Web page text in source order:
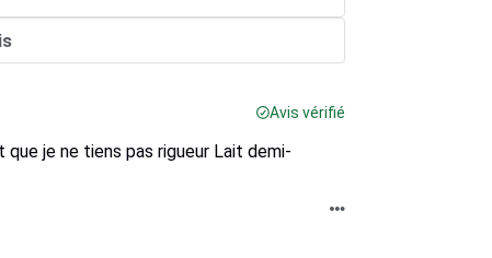
Avis vérifié
je ne tiens pas rigueur Lait demi-